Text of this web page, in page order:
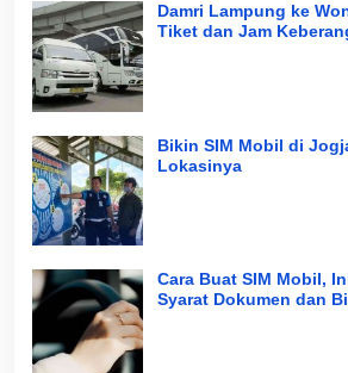
Damri Lampung ke
Tiket dan Jam
Bikin SIM Mobil di
Lokasinya
Cara Buat SIM Mobil,
Syarat Dokumen dan